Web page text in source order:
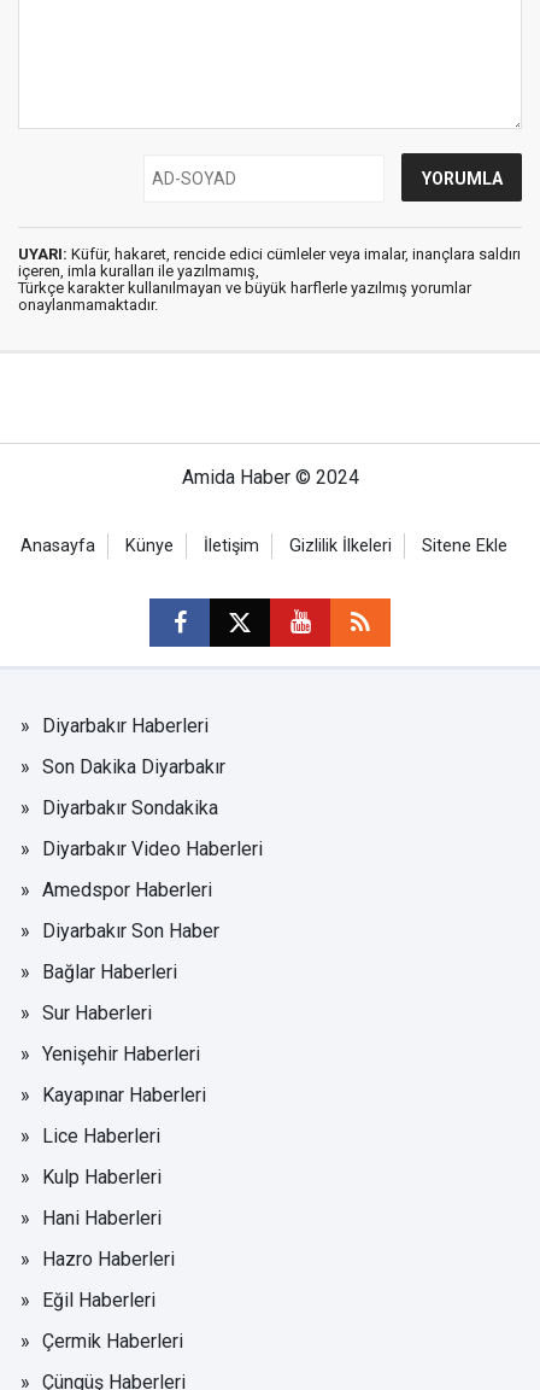
UYARI: Küfür, hakaret, rencide edici cümleler veya imalar, inançlara saldırı
içeren, imla kuralları ile yazılmamış,
Türkçe karakter kullanılmayan ve büyük harflerle yazılmış yorumlar
onaylanmamaktadır.
Amida Haber © 2024
Anasayfa Künye İletişim Gizlilik İlkeleri Sitene Ekle
Diyarbakır Haberleri
Son Dakika Diyarbakır
Diyarbakır Sondakika
Diyarbakır Video Haberleri
Amedspor Haberleri
Diyarbakır Son Haber
Bağlar Haberleri
Sur Haberleri
Yenişehir Haberleri
Kayapınar Haberleri
Lice Haberleri
Kulp Haberleri
Hani Haberleri
Hazro Haberleri
Eğil Haberleri
Çermik Haberleri
Çüngüş Haberleri